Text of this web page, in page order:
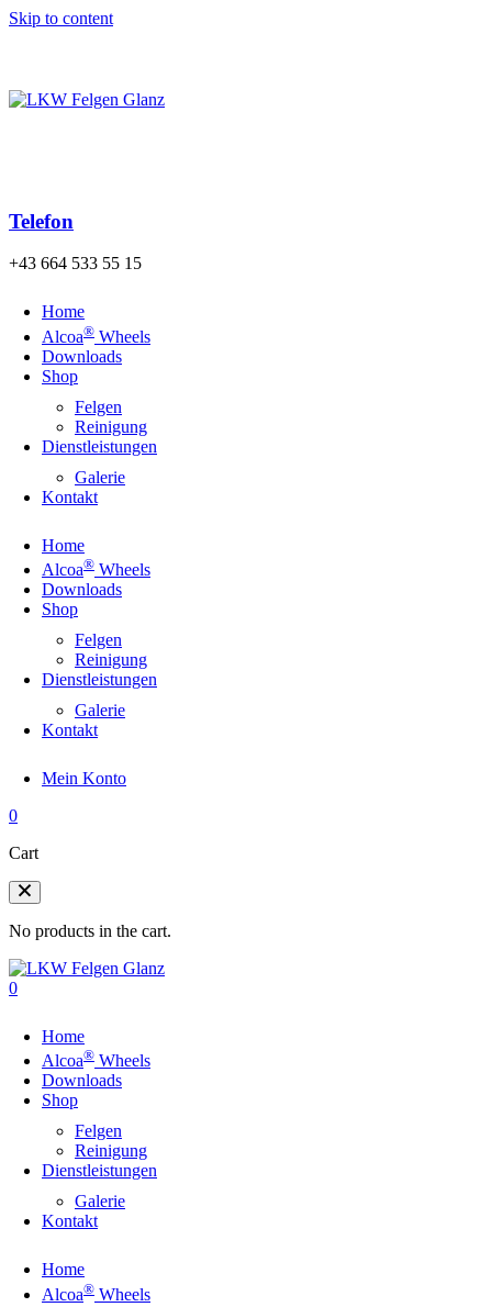
Skip to content
Telefon
+43 664 533 55 15
Home
Alcoa® Wheels
Downloads
Shop
Felgen
Reinigung
Dienstleistungen
Galerie
Kontakt
Home
Alcoa® Wheels
Downloads
Shop
Felgen
Reinigung
Dienstleistungen
Galerie
Kontakt
Mein Konto
0
Cart
No products in the cart.
0
Home
Alcoa® Wheels
Downloads
Shop
Felgen
Reinigung
Dienstleistungen
Galerie
Kontakt
Home
Alcoa® Wheels